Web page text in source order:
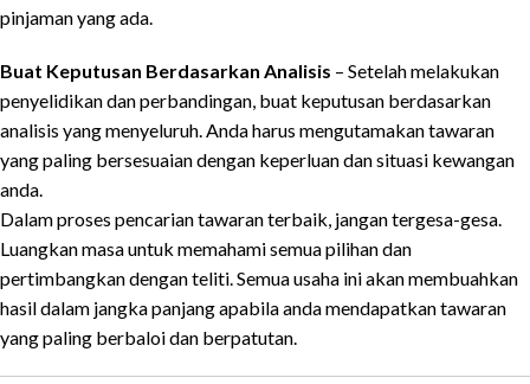
pinjaman yang ada.
Buat Keputusan Berdasarkan Analisis – Setelah melakukan
penyelidikan dan perbandingan, buat keputusan berdasarkan
analisis yang menyeluruh. Anda harus mengutamakan tawaran
yang paling bersesuaian dengan keperluan dan situasi kewangan
anda.
Dalam proses pencarian tawaran terbaik, jangan tergesa-gesa.
Luangkan masa untuk memahami semua pilihan dan
pertimbangkan dengan teliti. Semua usaha ini akan membuahkan
hasil dalam jangka panjang apabila anda mendapatkan tawaran
yang paling berbaloi dan berpatutan.